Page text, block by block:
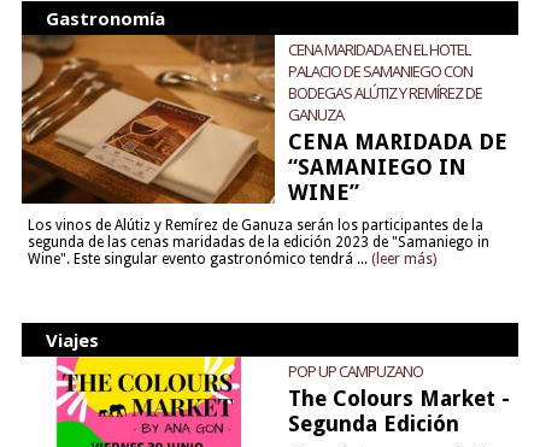
Gastronomía
CENA MARIDADA EN EL HOTEL
PALACIO DE SAMANIEGO CON
BODEGAS ALÚTIZ Y REMÍREZ DE
GANUZA
CENA MARIDADA DE
“SAMANIEGO IN
WINE”
Los vinos de Alútiz y Remírez de Ganuza serán los participantes de la
segunda de las cenas maridadas de la edición 2023 de "Samaniego in
Wine". Este singular evento gastronómico tendrá ... (leer más)
Viajes
POP UP CAMPUZANO
The Colours Market -
Segunda Edición